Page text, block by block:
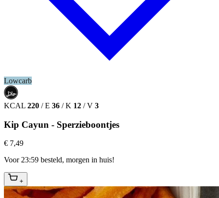
Lowcarb
حلال
HALAL
KCAL 220 / E 36 / K 12 / V 3
Kip Cayun - Sperzieboontjes
€ 7,49
Voor 23:59 besteld, morgen in huis!
+